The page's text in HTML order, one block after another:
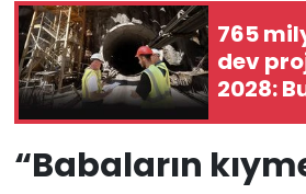
765
dev
2028:
“Babaların